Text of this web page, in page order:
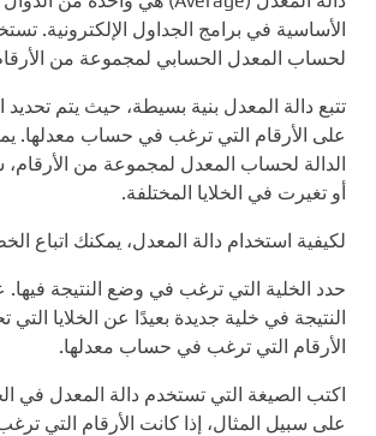
الأساسية في برامج الجداول الإلكترونية.
لحساب المعدل الحسابي لمجموعة من
تتبع دالة المعدل بنية بسيطة، حيث يتم تحديد
على الأرقام التي ترغب في حساب معدلها.
الدالة لحساب المعدل لمجموعة من الأرقام،
أو تغيرت في الخلايا المختلفة.
لكيفية استخدام دالة المعدل، يمكنك اتباع
حدد الخلية التي ترغب في وضع النتيجة فيها.
النتيجة في خلية جديدة بعيدًا عن الخلايا
الأرقام التي ترغب في حساب معدلها.
اكتب الصيغة التي تستخدم دالة المعدل في
على سبيل المثال، إذا كانت الأرقام التي